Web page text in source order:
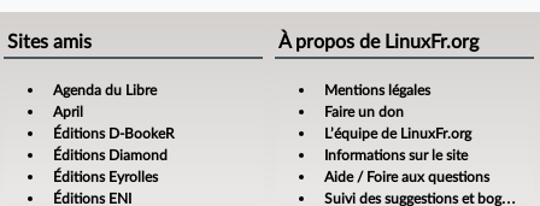
Sites amis
Agenda du Libre
April
Éditions D-BookeR
Éditions Diamond
Éditions Eyrolles
Éditions ENI
À propos de LinuxFr.org
Mentions légales
Faire un don
L’équipe de LinuxFr.org
Informations sur le site
Aide / Foire aux questions
Suivi des suggestions et bogues